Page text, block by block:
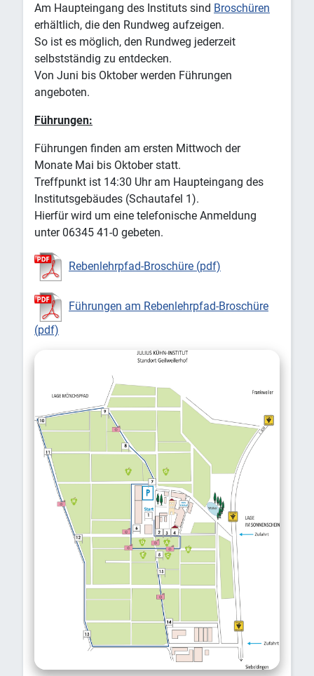
Am Haupteingang des Instituts sind Broschüren
erhältlich, die den Rundweg aufzeigen.
So ist es möglich, den Rundweg jederzeit
selbstständig zu entdecken.
Von Juni bis Oktober werden Führungen
angeboten.
Führungen:
Führungen finden am ersten Mittwoch der
Monate Mai bis Oktober statt.
Treffpunkt ist 14:30 Uhr am Haupteingang des
Institutsgebäudes (Schautafel 1).
Hierfür wird um eine telefonische Anmeldung
unter 06345 41-0 gebeten.
Rebenlehrpfad-Broschüre (pdf)
Führungen am Rebenlehrpfad-Broschüre
(pdf)